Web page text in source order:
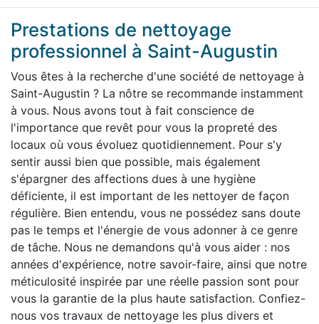
Prestations de nettoyage
professionnel à Saint-Augustin
Vous êtes à la recherche d'une société de nettoyage à
Saint-Augustin ? La nôtre se recommande instamment
à vous. Nous avons tout à fait conscience de
l'importance que revêt pour vous la propreté des
locaux où vous évoluez quotidiennement. Pour s'y
sentir aussi bien que possible, mais également
s'épargner des affections dues à une hygiène
déficiente, il est important de les nettoyer de façon
régulière. Bien entendu, vous ne possédez sans doute
pas le temps et l'énergie de vous adonner à ce genre
de tâche. Nous ne demandons qu'à vous aider : nos
années d'expérience, notre savoir-faire, ainsi que notre
méticulosité inspirée par une réelle passion sont pour
vous la garantie de la plus haute satisfaction. Confiez-
nous vos travaux de nettoyage les plus divers et